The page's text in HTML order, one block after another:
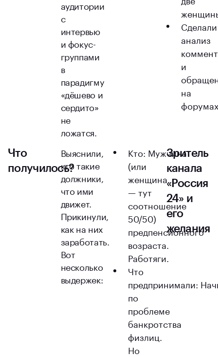
аудитории
с
интервью
и фокус-
группами
в
парадигму
«дёшево и
сердито»
не
ложатся.
Сделали
анализ
и
на
Что
получилось?
Выяснили,
кто такие
должники,
что ими
движет.
Прикинули,
как на них
заработать.
Вот
несколько
выдержек:
Кто: Мужчина
(или
женщина
— тут
соотношение
50/50)
предпенсионного
возраста.
Работяги.
Что
предпринимали:
по
проблеме
банкротства
физлиц.
Но
Зритель
канала
«Россия
24» и
его
желания